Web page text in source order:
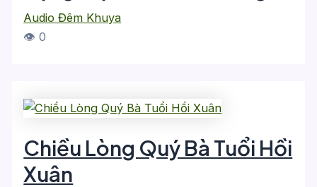
Audio Đêm Khuya
👁 0
Chiều Lòng Quý Bà Tuổi Hồi
Xuân